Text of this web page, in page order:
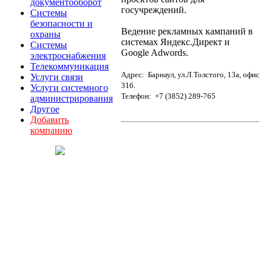
документооборот
Системы
безопасности и
охраны
Системы
электроснабжения
Телекоммуникация
Услуги связи
Услуги системного
администрирования
Другое
Добавить
компанию
госучреждений.
Ведение рекламных кампаний в
системах Яндекс.Директ и
Google Adwords.
Адрес: Барнаул, ул.Л.Толстого, 13а, офис
316.
Телефон: +7 (3852) 289-765